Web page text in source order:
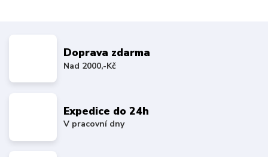
Doprava zdarma
Nad 2000,-Kč
Expedice do 24h
V pracovní dny